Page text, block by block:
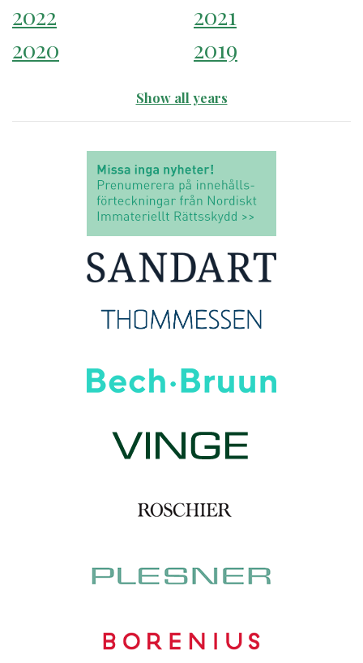
2022
2021
2020
2019
Show all years